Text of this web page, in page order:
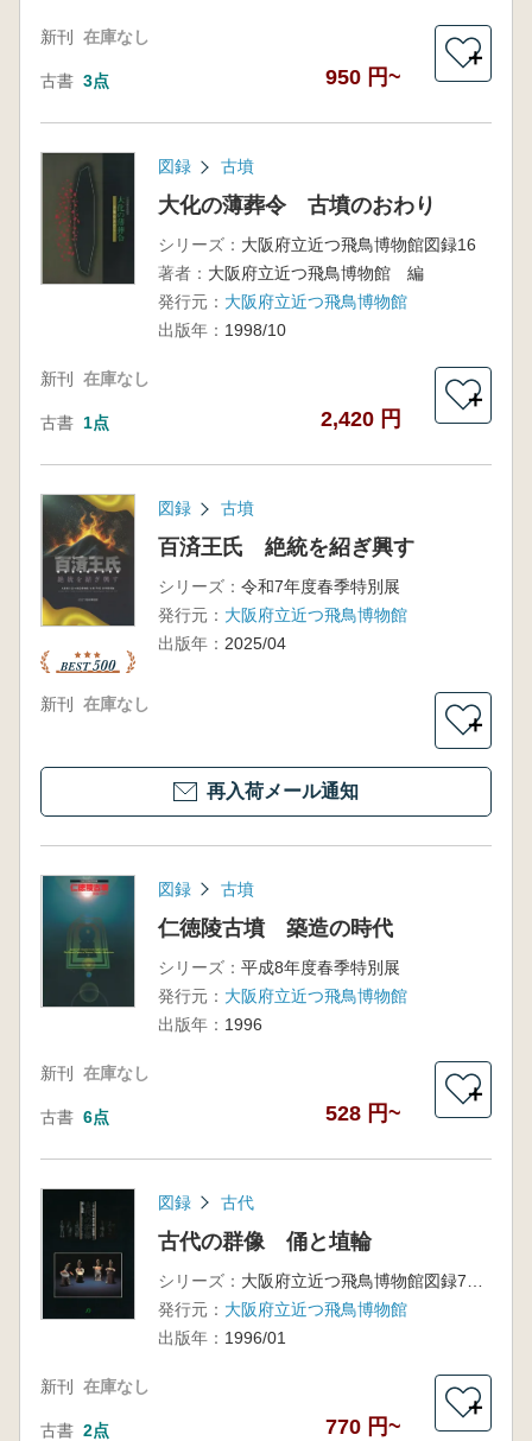
新刊 在庫なし
古書 3点 950 円~
＋
図録 古墳
大化の薄葬令 古墳のおわり
シリーズ： 大阪府立近つ飛鳥博物館図録16
著者： 大阪府立近つ飛鳥博物館 編
発行元： 大阪府立近つ飛鳥博物館
出版年： 1998/10
新刊 在庫なし
古書 1点 2,420 円
＋
図録 古墳
百済王氏 絶統を紹ぎ興す
シリーズ： 令和7年度春季特別展
発行元： 大阪府立近つ飛鳥博物館
出版年： 2025/04
新刊 在庫なし
＋
再入荷メール通知
図録 古墳
仁徳陵古墳 築造の時代
シリーズ： 平成8年度春季特別展
発行元： 大阪府立近つ飛鳥博物館
出版年： 1996
新刊 在庫なし
古書 6点 528 円~
＋
図録 古代
古代の群像 俑と埴輪
シリーズ：
発行元： 大阪府立近つ飛鳥博物館
出版年： 1996/01
新刊 在庫なし
古書 2点 770 円~
＋